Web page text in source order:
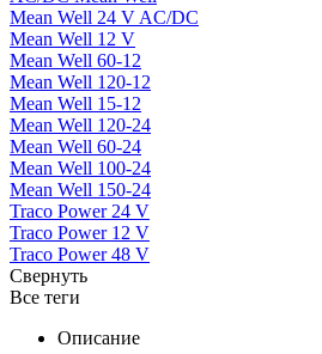
Mean Well 24 V AC/DC
Mean Well 12 V
Mean Well 60-12
Mean Well 120-12
Mean Well 15-12
Mean Well 120-24
Mean Well 60-24
Mean Well 100-24
Mean Well 150-24
Traco Power 24 V
Traco Power 12 V
Traco Power 48 V
Свернуть
Все теги
Описание